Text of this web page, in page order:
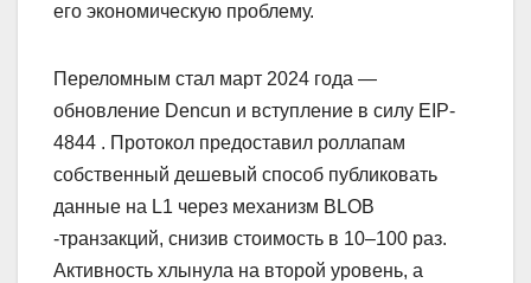
его экономическую проблему.
Переломным стал март 2024 года —
обновление Dencun и вступление в силу EIP-
4844 . Протокол предоставил роллапам
собственный дешевый способ публиковать
данные на L1 через механизм BLOB
-транзакций, снизив стоимость в 10–100 раз.
Активность хлынула на второй уровень, а